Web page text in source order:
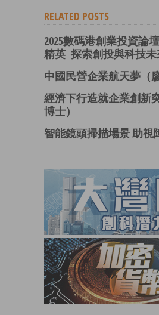
RELATED POSTS
2025數碼港創業投資
精英 探索創投與科技
中國民營企業航天夢（
經濟下行造就企業創新
博士）
智能鏡頭掃描場景 助視